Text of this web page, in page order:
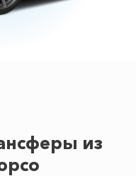
из